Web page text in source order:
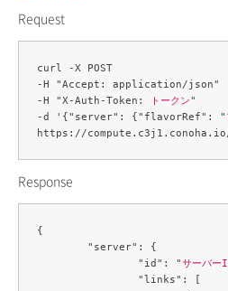
Request
curl -X POST
-H "Accept: application/json"
-H "X-Auth-Token:
トークン"
-d '{"server": {"flavorRef": "
Response
{
		"id": "
サーバー